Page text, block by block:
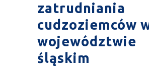
zatrudniania
cudzoziemców
województwie
śląskim